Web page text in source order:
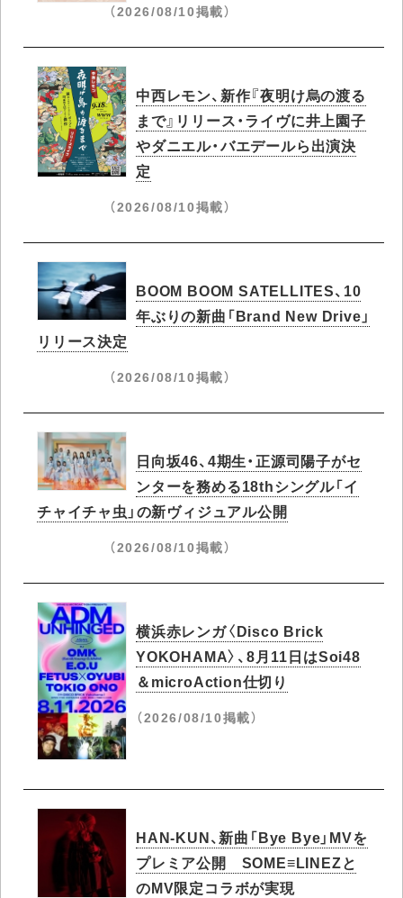
（2026/08/10掲載）
中西レモン、新作『夜明け烏の渡る
まで』リリース・ライヴに井上園子
やダニエル・バエデールら出演決
定
（2026/08/10掲載）
BOOM BOOM SATELLITES、10
年ぶりの新曲「Brand New Drive」
リリース決定
（2026/08/10掲載）
日向坂46、4期生・正源司陽子がセ
ンターを務める18thシングル「イ
チャイチャ虫」の新ヴィジュアル公開
（2026/08/10掲載）
横浜赤レンガ〈Disco Brick
YOKOHAMA〉、8月11日はSoi48
＆microAction仕切り
（2026/08/10掲載）
HAN-KUN、新曲「Bye Bye」MVを
プレミア公開 SOME≡LINEZと
のMV限定コラボが実現